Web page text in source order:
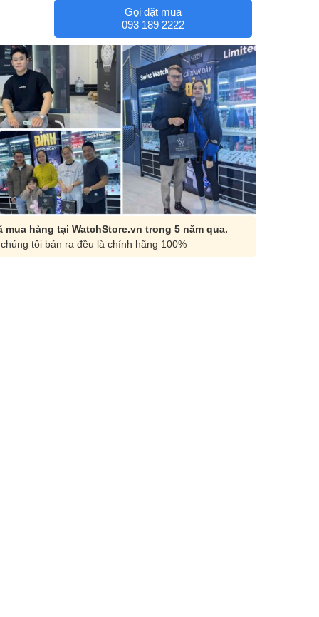
Gọi đặt mua
093 189 2222
mua hàng tại WatchStore.vn trong 5 năm qua.
tôi bán ra đều là chính hãng 100%